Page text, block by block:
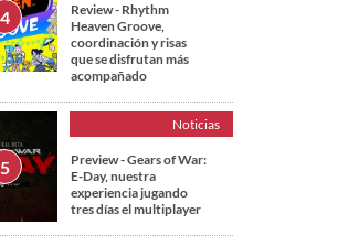
Review - Rhythm
Heaven Groove,
coordinación y risas
que se disfrutan más
acompañado
Noticias
Preview - Gears of War:
E-Day, nuestra
experiencia jugando
tres días el multiplayer